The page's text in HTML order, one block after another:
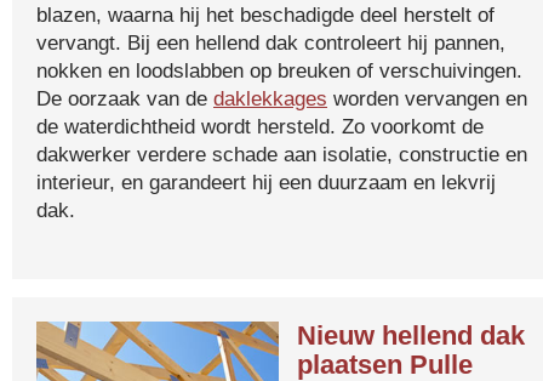
blazen, waarna hij het beschadigde deel herstelt of
vervangt. Bij een hellend dak controleert hij pannen,
nokken en loodslabben op breuken of verschuivingen.
De oorzaak van de daklekkages worden vervangen en
de waterdichtheid wordt hersteld. Zo voorkomt de
dakwerker verdere schade aan isolatie, constructie en
interieur, en garandeert hij een duurzaam en lekvrij
dak.
Nieuw hellend dak
plaatsen Pulle